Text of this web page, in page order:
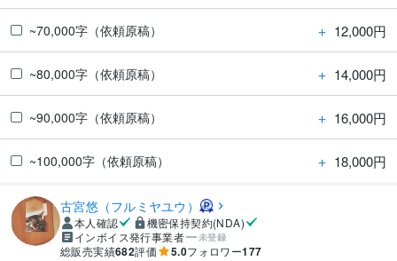
~70,000字（依頼原稿） ＋ 12,000円
~80,000字（依頼原稿） ＋ 14,000円
~90,000字（依頼原稿） ＋ 16,000円
~100,000字（依頼原稿） ＋ 18,000円
古宮悠（フルミヤユウ）
本人確認
機密保持契約(NDA)
インボイス発行事業者
未登録
総販売実績682評価 5.0フォロワー177